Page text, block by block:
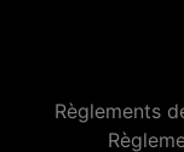
Règlements